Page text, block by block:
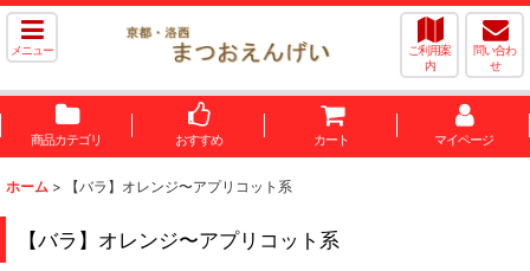
メニュー
ご利用案
内
問い合わ
せ
商品カテゴリ おすすめ カート マイページ
ホーム > 【バラ】オレンジ〜アプリコット系
【バラ】オレンジ〜アプリコット系